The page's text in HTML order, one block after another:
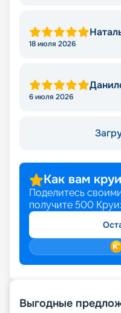
18 июля 2026
6 июля 2026
Как вам
Поделитесь
получите 500
Выгодные